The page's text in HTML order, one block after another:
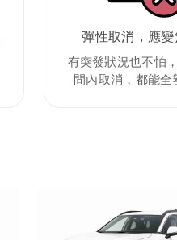
彈性取消，應變
有突發狀況也不怕
間內取消，都能全